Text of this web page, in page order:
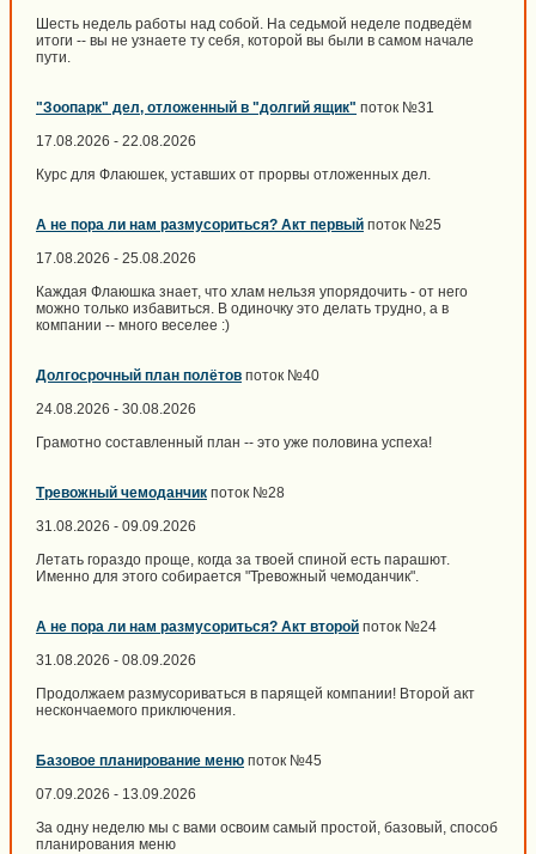
Шесть недель работы над собой. На седьмой неделе подведём
итоги -- вы не узнаете ту себя, которой вы были в самом начале
пути.
"Зоопарк" дел, отложенный в "долгий ящик" поток №31
17.08.2026 - 22.08.2026
Курс для Флаюшек, уставших от прорвы отложенных дел.
А не пора ли нам размусориться? Акт первый поток №25
17.08.2026 - 25.08.2026
Каждая Флаюшка знает, что хлам нельзя упорядочить - от него
можно только избавиться. В одиночку это делать трудно, а в
компании -- много веселее :)
Долгосрочный план полётов поток №40
24.08.2026 - 30.08.2026
Грамотно составленный план -- это уже половина успеха!
Тревожный чемоданчик поток №28
31.08.2026 - 09.09.2026
Летать гораздо проще, когда за твоей спиной есть парашют.
Именно для этого собирается "Тревожный чемоданчик".
А не пора ли нам размусориться? Акт второй поток №24
31.08.2026 - 08.09.2026
Продолжаем размусориваться в парящей компании! Второй акт
нескончаемого приключения.
Базовое планирование меню поток №45
07.09.2026 - 13.09.2026
За одну неделю мы с вами освоим самый простой, базовый, способ
планирования меню